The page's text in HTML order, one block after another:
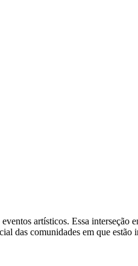
artísticos. Essa interseção
das comunidades em que estão